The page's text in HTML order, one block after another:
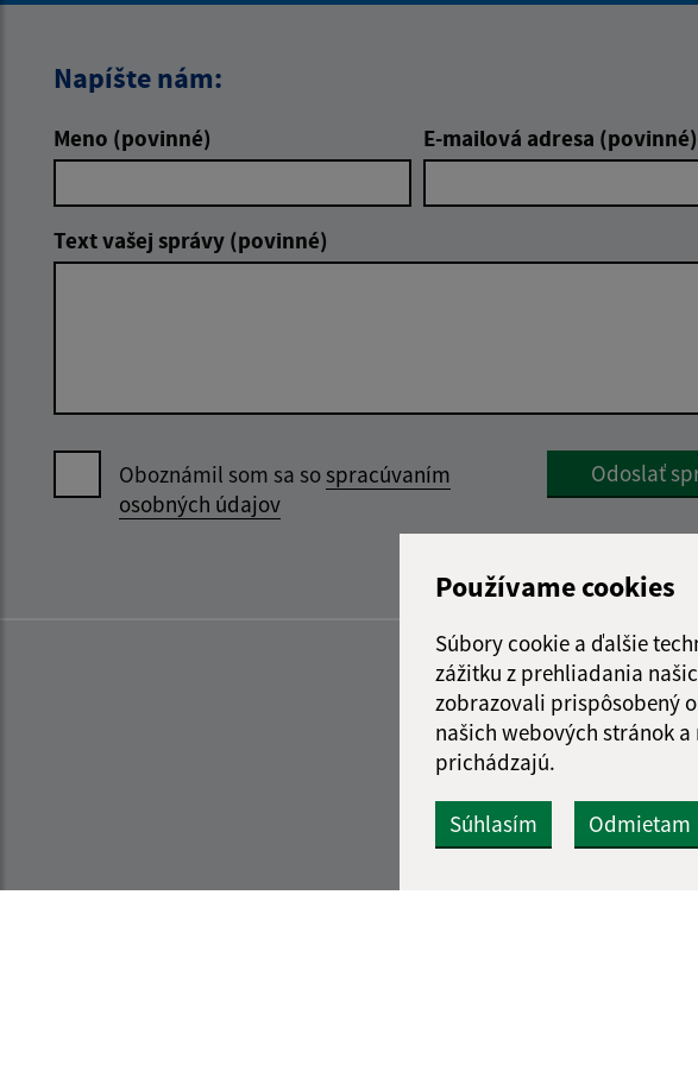
Používame cookies
Súbory cookie a ďalšie
zážitku z prehliadania
zobrazovali prispôsobený
našich webových stránok
prichádzajú.
Súhlasím Odmietam
Napíšte nám:
Meno (povinné) E-mailová adresa (povinné)
Text vašej správy (povinné)
Oboznámil som sa sospracúvaním
osobných údajov
Google reCaptcha
Odoslať